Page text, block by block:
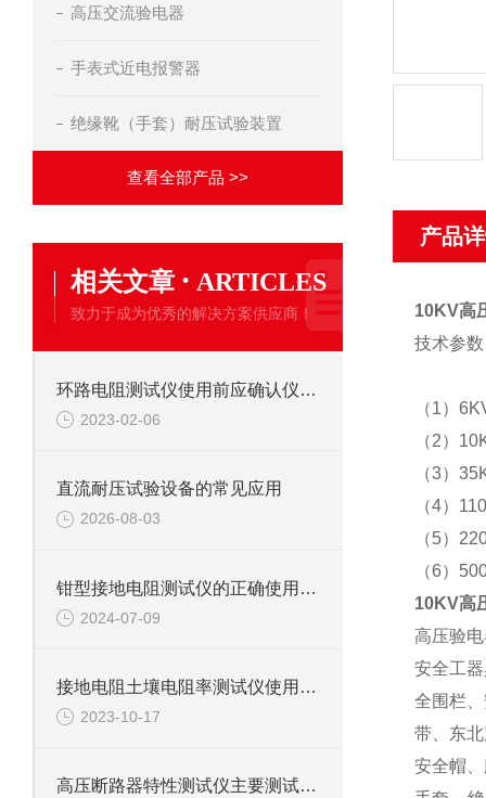
高压交流验电器
手表式近电报警器
绝缘靴（手套）耐压试验装置
查看全部产品 >>
相关文章 · ARTICLES
致力于成为优秀的解决方案供应商！
环路电阻测试仪使用前应确认仪表及附件完好，才能使用
2023-02-06
直流耐压试验设备的常见应用
2026-08-03
钳型接地电阻测试仪的正确使用方法
2024-07-09
接地电阻土壤电阻率测试仪使用方法
2023-10-17
高压断路器特性测试仪主要测试功能说明
产品
10KV高
技术参数
（1）
（2）
（3）
（4）
（5）
（6）
10KV高
高压验
安全工
全围栏
带、东
安全帽